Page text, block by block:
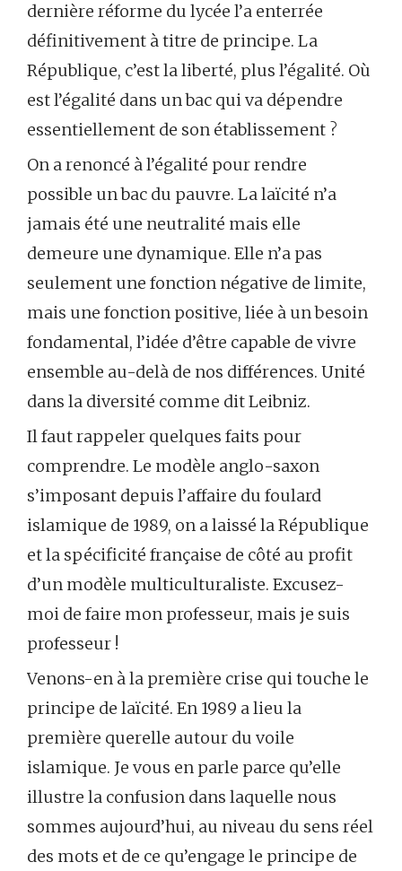
dernière réforme du lycée l’a enterrée
définitivement à titre de principe. La
République, c’est la liberté, plus l’égalité. Où
est l’égalité dans un bac qui va dépendre
essentiellement de son établissement ?
On a renoncé à l’égalité pour rendre
possible un bac du pauvre. La laïcité n’a
jamais été une neutralité mais elle
demeure une dynamique. Elle n’a pas
seulement une fonction négative de limite,
mais une fonction positive, liée à un besoin
fondamental, l’idée d’être capable de vivre
ensemble au-delà de nos différences. Unité
dans la diversité comme dit Leibniz.
Il faut rappeler quelques faits pour
comprendre. Le modèle anglo-saxon
s’imposant depuis l’affaire du foulard
islamique de 1989, on a laissé la République
et la spécificité française de côté au profit
d’un modèle multiculturaliste. Excusez-
moi de faire mon professeur, mais je suis
professeur !
Venons-en à la première crise qui touche le
principe de laïcité. En 1989 a lieu la
première querelle autour du voile
islamique. Je vous en parle parce qu’elle
illustre la confusion dans laquelle nous
sommes aujourd’hui, au niveau du sens réel
des mots et de ce qu’engage le principe de